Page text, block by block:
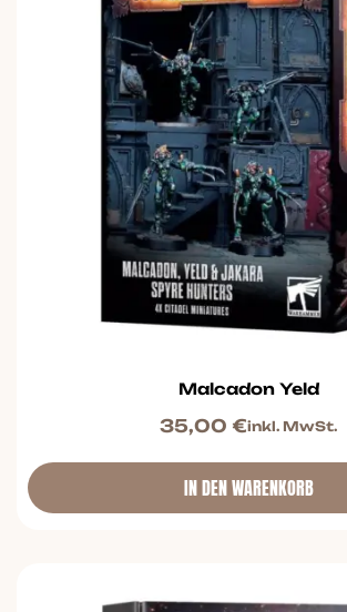
Malcadon Yeld
35,00 €inkl. MwSt.
IN DEN WARENKORB